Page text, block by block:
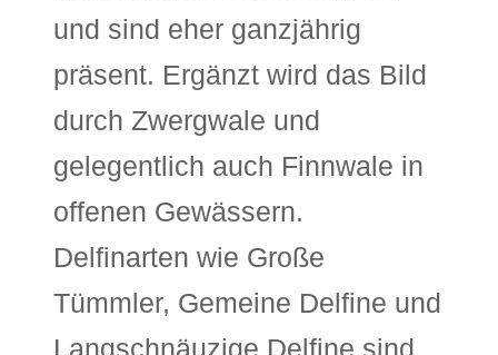
und sind eher ganzjährig
präsent. Ergänzt wird das Bild
durch Zwergwale und
gelegentlich auch Finnwale in
offenen Gewässern.
Delfinarten wie Große
Tümmler, Gemeine Delfine und
Langschnäuzige Delfine sind